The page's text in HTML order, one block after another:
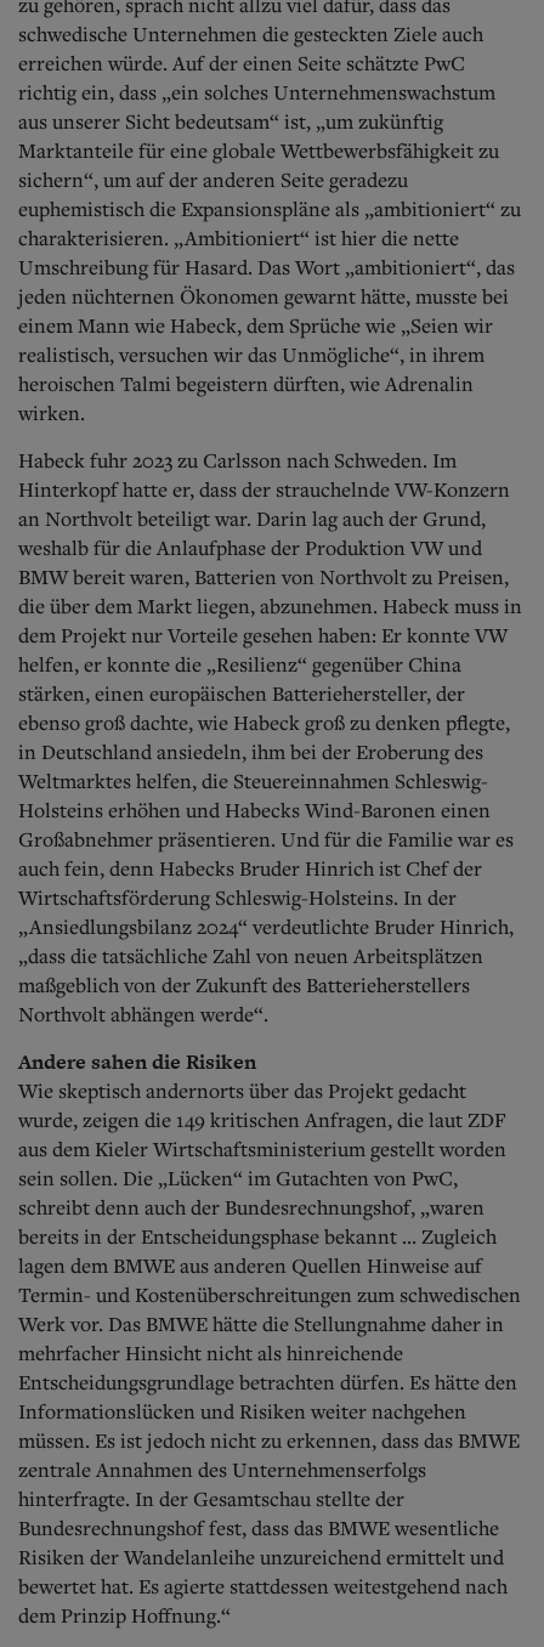
schwedische Unternehmen die gesteckten Ziele auch
erreichen würde. Auf der einen Seite schätzte PwC
richtig ein, dass „ein solches Unternehmenswachstum
aus unserer Sicht bedeutsam“ ist, „um zukünftig
Marktanteile für eine globale Wettbewerbsfähigkeit zu
sichern“, um auf der anderen Seite geradezu
euphemistisch die Expansionspläne als „ambitioniert“ zu
charakterisieren. „Ambitioniert“ ist hier die nette
Umschreibung für Hasard. Das Wort „ambitioniert“, das
jeden nüchternen Ökonomen gewarnt hätte, musste bei
einem Mann wie Habeck, dem Sprüche wie „Seien wir
realistisch, versuchen wir das Unmögliche“, in ihrem
heroischen Talmi begeistern dürften, wie Adrenalin
wirken.
Habeck fuhr 2023 zu Carlsson nach Schweden. Im
Hinterkopf hatte er, dass der strauchelnde VW-Konzern
an Northvolt beteiligt war. Darin lag auch der Grund,
weshalb für die Anlaufphase der Produktion VW und
BMW bereit waren, Batterien von Northvolt zu Preisen,
die über dem Markt liegen, abzunehmen. Habeck muss in
dem Projekt nur Vorteile gesehen haben: Er konnte VW
helfen, er konnte die „Resilienz“ gegenüber China
stärken, einen europäischen Batteriehersteller, der
ebenso groß dachte, wie Habeck groß zu denken pflegte,
in Deutschland ansiedeln, ihm bei der Eroberung des
Weltmarktes helfen, die Steuereinnahmen Schleswig-
Holsteins erhöhen und Habecks Wind-Baronen einen
Großabnehmer präsentieren. Und für die Familie war es
auch fein, denn Habecks Bruder Hinrich ist Chef der
Wirtschaftsförderung Schleswig-Holsteins. In der
„Ansiedlungsbilanz 2024“ verdeutlichte Bruder Hinrich,
„dass die tatsächliche Zahl von neuen Arbeitsplätzen
maßgeblich von der Zukunft des Batterieherstellers
Northvolt abhängen werde“.
Andere sahen die Risiken
Wie skeptisch andernorts über das Projekt gedacht
wurde, zeigen die 149 kritischen Anfragen, die laut ZDF
aus dem Kieler Wirtschaftsministerium gestellt worden
sein sollen. Die „Lücken“ im Gutachten von PwC,
schreibt denn auch der Bundesrechnungshof, „waren
bereits in der Entscheidungsphase bekannt ... Zugleich
lagen dem BMWE aus anderen Quellen Hinweise auf
Termin- und Kostenüberschreitungen zum schwedischen
Werk vor. Das BMWE hätte die Stellungnahme daher in
mehrfacher Hinsicht nicht als hinreichende
Entscheidungsgrundlage betrachten dürfen. Es hätte den
Informationslücken und Risiken weiter nachgehen
müssen. Es ist jedoch nicht zu erkennen, dass das BMWE
zentrale Annahmen des Unternehmenserfolgs
hinterfragte. In der Gesamtschau stellte der
Bundesrechnungshof fest, dass das BMWE wesentliche
Risiken der Wandelanleihe unzureichend ermittelt und
bewertet hat. Es agierte stattdessen weitestgehend nach
dem Prinzip Hoffnung.“